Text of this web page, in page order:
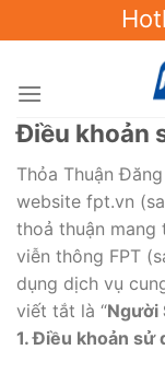
to
Điều khoản
Thỏa Thuận
website fpt.vn
thoả thuận mang
viễn thông FPT
dụng dịch vụ
viết tắt là “Người
1. Điều khoản sử